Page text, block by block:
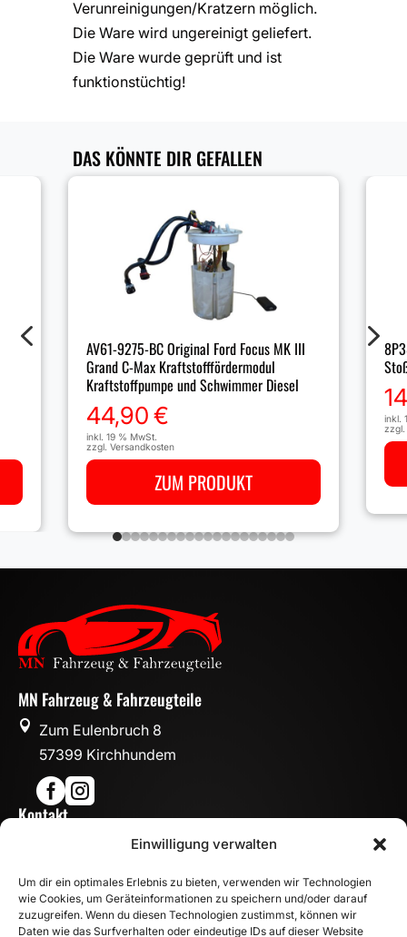
Einwilligung verwalten
Um dir ein optimales Erlebnis zu bieten, verwenden wir Technologien
wie Cookies, um Geräteinformationen zu speichern und/oder darauf
zuzugreifen. Wenn du diesen Technologien zustimmst, können wir
Daten wie das Surfverhalten oder eindeutige IDs auf dieser Website
Verunreinigungen/Kratzern möglich.
Die Ware wird ungereinigt geliefert.
Die Ware wurde geprüft und ist
funktionstüchtig!
DAS KÖNNTE DIR GEFALLEN
AV61-9275-BC Original Ford Focus MK III
Grand C-Max Kraftstofffördermodul
Kraftstoffpumpe und Schwimmer Diesel
44,90€
inkl. 19 % MwSt.
zzgl. Versandkosten
ZUM PRODUKT
inkl.
zzgl.
4 5
MN Fahrzeug & Fahrzeugteile

Zum Eulenbruch 8
57399 Kirchhundem

Kontakt
info@mn-fahrzeugteile.de
 WhatsApp
Öffnungszeiten